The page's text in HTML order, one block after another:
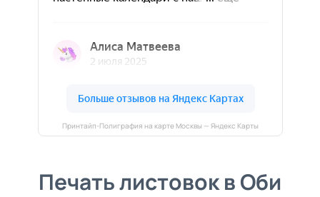
Принтайп-Полиграфия на карте Москвы — Яндекс Карты
Печать листовок в Оби